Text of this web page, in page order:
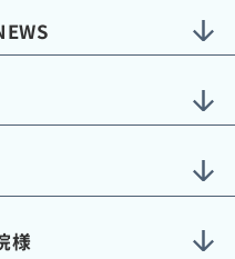
様